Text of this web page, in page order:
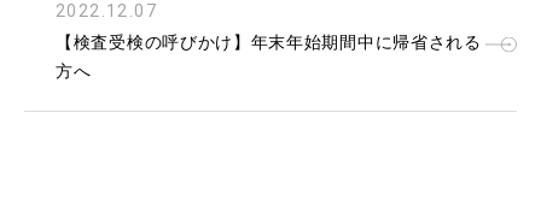
2022.12.07
【検査受検の呼びかけ】年末年始期間中に帰省される
方へ